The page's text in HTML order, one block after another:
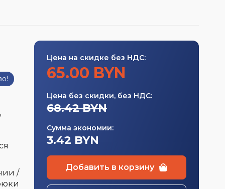
/
Цена на скидке без НДС:
65.00 BYN
Цена без скидки, без НДС:
68.42 BYN
Сумма экономии:
3.42 BYN
Добавить в корзину